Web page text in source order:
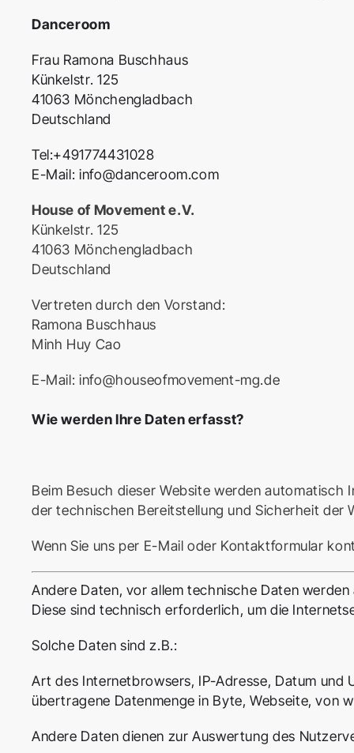
Danceroom
Frau Ramona Buschhaus
Künkelstr. 125
41063 Mönchengladbach
Deutschland
Tel:+491774431028
E-Mail: info@danceroom.com
House of Movement e.V.
Künkelstr. 125
41063 Mönchengladbach
Deutschland
Vertreten durch den Vorstand:
Ramona Buschhaus
Minh Huy Cao
E-Mail: info@houseofmovement-mg.de
Wie werden Ihre Daten erfasst?
Beim Besuch dieser Website werden
der technischen Bereitstellung und Sicherheit der
Wenn Sie uns per E-Mail oder Kontaktformular
Andere Daten, vor allem technische Daten
Diese sind technisch erforderlich, um die
Solche Daten sind z.B.:
Art des Internetbrowsers, IP-Adresse, Datum und
übertragene Datenmenge in Byte, Webseite, von
Andere Daten dienen zur Auswertung des